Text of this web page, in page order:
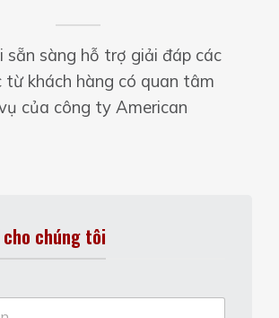
sẵn sàng hỗ trợ giải đáp các
từ khách hàng có quan tâm
của công ty American
cho chúng tôi